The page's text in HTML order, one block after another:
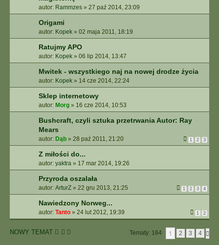
autor: Rammzes » 27 paź 2014, 23:09
Origami
autor: Kopek » 02 maja 2011, 18:19
Ratujmy APO
autor: Kopek » 06 lip 2014, 13:47
Mwitek - wszystkiego naj na nowej drodze życia
autor: Kopek » 14 cze 2014, 22:24
Sklep internetowy
autor: Morg » 16 cze 2014, 10:53
Bushcraft, czyli sztuka przetrwania Autor: Ray
Mears
autor: Dąb » 28 paź 2011, 21:20 1 2 3
Z miłości do...
autor: yaktra » 17 mar 2014, 19:26
Przyroda oszalała
autor: ArturZ » 22 gru 2013, 21:25 1 2 3 4
Nawiedzony Norweg...
autor: Tanto » 24 lut 2012, 19:39 1 2
NOWY TEMAT Tematy: 164 1 2 3 4